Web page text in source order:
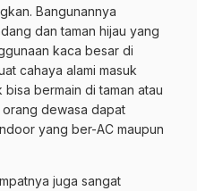
Bangunannya
dan taman hijau yang
kaca besar di
cahaya alami masuk
bermain di taman atau
dewasa dapat
yang ber-AC maupun
juga sangat